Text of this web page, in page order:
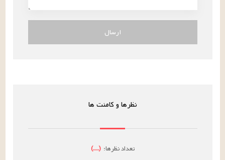
ارسال
نظرها و کامنت ها
تعداد نظرها: (
...
)